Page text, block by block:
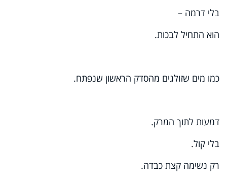
בלי דרמה –
הוא התחיל לבכות.
כמו מים שזולגים מהסדק הראשון שנפתח.
דמעות לתוך המרק.
בלי קול.
רק נשימה קצת כבדה.